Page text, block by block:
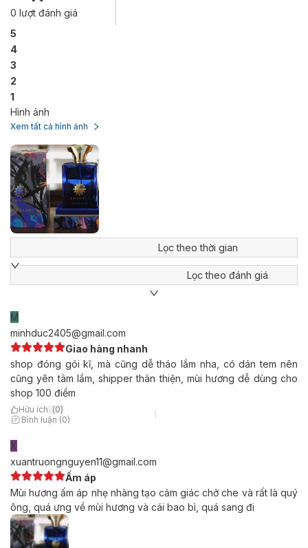
0 lượt đánh giá
5
4
3
2
1
Hình ảnh
Xem tất cả hình ảnh
Lọc theo thời gian
Lọc theo đánh giá
M
minhduc2405@gmail.com
Giao hàng nhanh
shop đóng gói kĩ, mà cũng dễ tháo lắm nha, có dán tem nên
cũng yên tâm lắm, shipper thân thiện, mùi hương dễ dùng cho
shop 100 điểm
Hữu ích (0)
Bình luận (0)
X
xuantruongnguyen11@gmail.com
Ấm áp
Mùi hương ấm áp nhẹ nhàng tạo cảm giác chở che và rất là quý
ông, quá ưng về mùi hương và cái bao bì, quá sang đi